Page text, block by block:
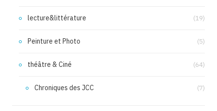
lecture&littérature (19)
Peinture et Photo (5)
théâtre & Ciné (64)
Chroniques des JCC (7)